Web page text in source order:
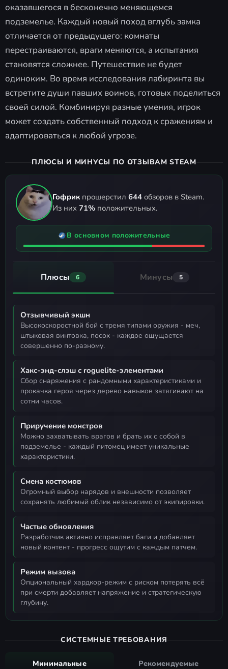
оказавшегося в бесконечно меняющемся
подземелье. Каждый новый поход вглубь замка
отличается от предыдущего: комнаты
перестраиваются, враги меняются, а испытания
становятся сложнее. Путешествие не будет
одиноким. Во время исследования лабиринта вы
встретите души павших воинов, готовых поделиться
своей силой. Комбинируя разные умения, игрок
может создать собственный подход к сражениям и
адаптироваться к любой угрозе.
ПЛЮСЫ И МИНУСЫ ПО ОТЗЫВАМ STEAM
Гофрик прошерстил 644 обзоров в Steam.
Из них 71% положительных.
В основном положительные
Плюсы 6 Минусы 5
Отзывчивый экшн
высокоскоростной бой с тремя типами оружия - меч,
штыковая винтовка, посох - каждое ощущается
совершенно по-разному.
Хакс-энд-слэш с roguelite-элементами
сбор снаряжения с рандомными характеристиками и
прокачка героя через дерево навыков затягивают на
сотни часов.
Приручение монстров
можно захватывать врагов и брать их с собой в
подземелье - каждый питомец имеет уникальные
характеристики.
Смена костюмов
огромный выбор нарядов и внешности позволяет
сохранять любимый облик независимо от экипировки.
Частые обновления
разработчик активно исправляет баги и добавляет
новый контент - прогресс ощутим с каждым патчем.
Режим вызова
опциональный хардкор-режим с риском потерять всё
при смерти добавляет напряжение и стратегическую
глубину.
СИСТЕМНЫЕ ТРЕБОВАНИЯ
Минимальные Рекомендуемые